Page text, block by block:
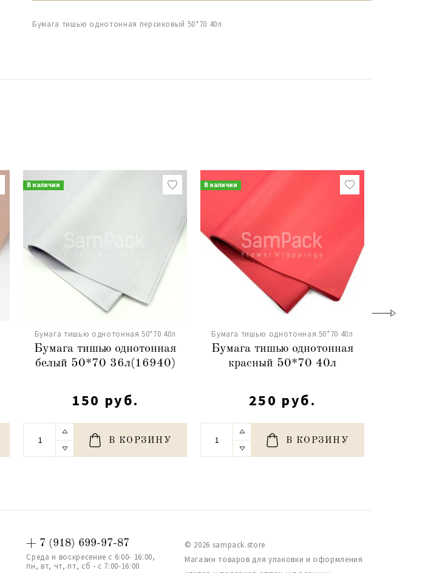
Бумага тишью однотонная персиковый 50*70 40л
В наличии
Бумага тишью однотонная 50*70 40л
Бумага тишью однотонная
белый 50*70 36л(16940)
150 руб.
В КОРЗИНУ
В наличии
Бумага тишью однотонная 50*70 40л
Бумага тишью однотонная
красный 50*70 40л
250 руб.
В КОРЗИНУ
+ 7 (918) 699-97-87
Среда и воскресение с 6:00- 16:00,
пн, вт, чт, пт, сб - с 7:00-16:00
© 2026 sampack.store
Магазин товаров для упаковки и оформления